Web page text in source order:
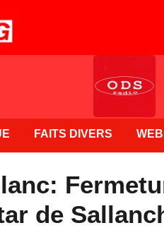
FAITS DIVERS
de